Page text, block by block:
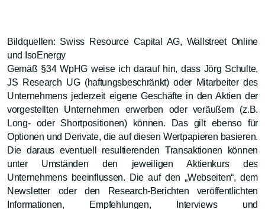
Bildquellen: Swiss Resource Capital AG, Wallstreet Online
und IsoEnergy
Gemäß §34 WpHG weise ich darauf hin, dass Jörg Schulte,
JS Research UG (haftungsbeschränkt) oder Mitarbeiter des
Unternehmens jederzeit eigene Geschäfte in den Aktien der
vorgestellten Unternehmen erwerben oder veräußern (z.B.
Long- oder Shortpositionen) können. Das gilt ebenso für
Optionen und Derivate, die auf diesen Wertpapieren basieren.
Die daraus eventuell resultierenden Transaktionen können
unter Umständen den jeweiligen Aktienkurs des
Unternehmens beeinflussen. Die auf den „Webseiten“, dem
Newsletter oder den Research-Berichten veröffentlichten
Informationen, Empfehlungen, Interviews und